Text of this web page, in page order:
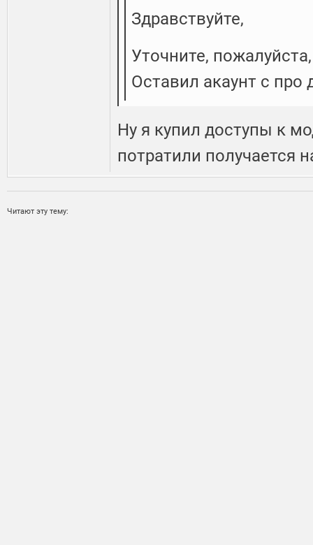
Здравствуйте,
Уточните,
Оставил акаунт с про
Ну я купил доступы к
потратили получается
Читают эту тему: